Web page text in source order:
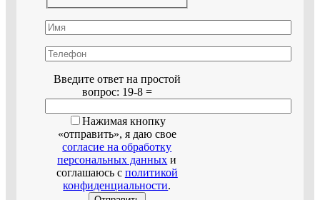
Введите ответ на простой
вопрос: 19-8 =
Нажимая кнопку
«отправить», я даю свое
согласие на обработку
персональных данных и
соглашаюсь с политикой
конфиденциальности.